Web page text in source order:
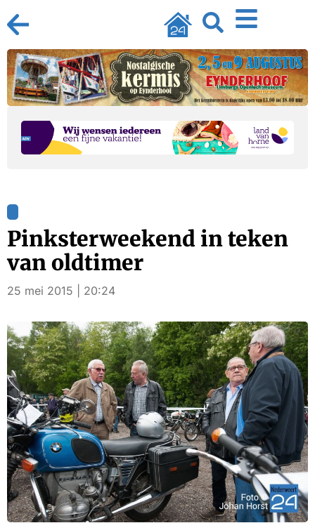
Pinksterweekend in teken
van oldtimer
25 mei 2015 | 20:24